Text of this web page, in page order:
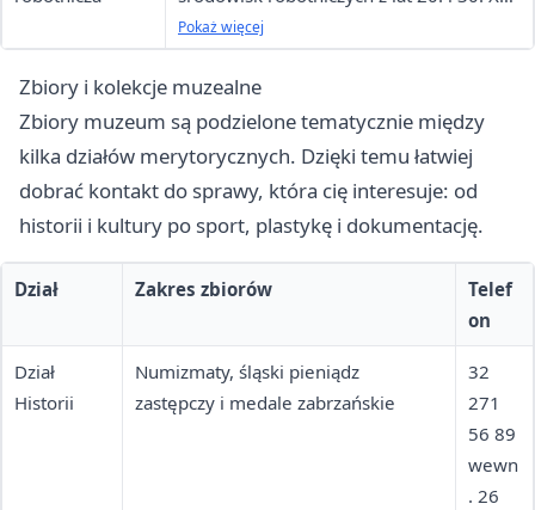
w.
Pokaż więcej
Zbiory i kolekcje muzealne
Zbiory muzeum są podzielone tematycznie między
kilka działów merytorycznych. Dzięki temu łatwiej
dobrać kontakt do sprawy, która cię interesuje: od
historii i kultury po sport, plastykę i dokumentację.
Dział Zakres zbiorów
Telef
on
Dział
Historii
Numizmaty, śląski pieniądz
zastępczy i medale zabrzańskie
32
271
56 89
wewn
. 26